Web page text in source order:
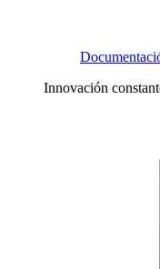
Innovación